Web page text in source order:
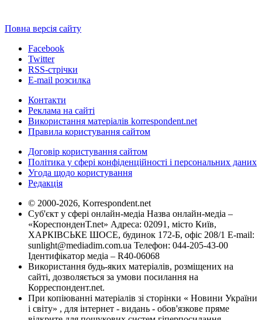
Повна версія сайту
Facebook
Twitter
RSS-стрічки
E-mail розсилка
Контакти
Реклама на сайті
Використання матеріалів korrespondent.net
Правила користування сайтом
Договір користування сайтом
Політика у сфері конфіденційності і персональних даних
Угода щодо користування
Редакція
© 2000-2026, Korrespondent.net
Суб'єкт у сфері онлайн-медіа Назва онлайн-медіа –
«КореспонденТ.net» Адреса: 02091, місто Київ,
ХАРКІВСЬКЕ ШОСЕ, будинок 172-Б, офіс 208/1 E-mail:
sunlight@mediadim.com.ua Телефон: 044-205-43-00
Ідентифікатор медіа – R40-06068
Використання будь-яких матеріалів, розміщених на
сайті, дозволяється за умови посилання на
Корреспондент.net.
При копіюванні матеріалів зі сторінки « Новини України
і світу» , для інтернет - видань - обов'язкове пряме